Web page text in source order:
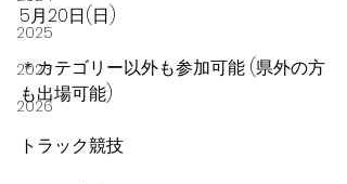
2025
2023
2026
5月20日(日)
＊カテゴリー以外も参加可能 (県外の方
も出場可能)
トラック競技